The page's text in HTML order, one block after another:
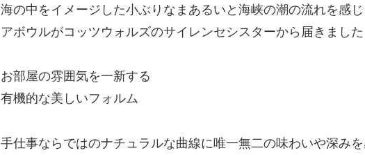
海の中をイメージした小ぶりなまあるいと海峡の潮の流れを感
アボウルがコッツウォルズのサイレンセシスターから届きました
お部屋の雰囲気を一新する
有機的な美しいフォルム
手仕事ならではのナチュラルな曲線に唯一無二の味わいや深み